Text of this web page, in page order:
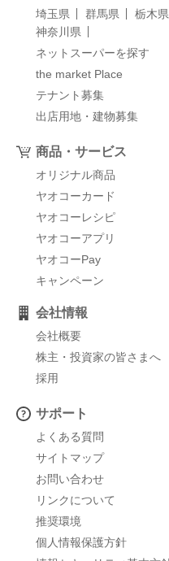
埼玉県
群馬県 栃木県
神奈川県
ネットスーパーを探す
the market Place
テナント募集
出店用地・建物募集
商品・サービス
オリジナル商品
ヤオコーカード
ヤオコーレシピ
ヤオコーアプリ
ヤオコーPay
キャンペーン
会社情報
会社概要
株主・投資家の皆さまへ
採用
サポート
よくある質問
サイトマップ
お問い合わせ
リンクについて
推奨環境
個人情報保護方針